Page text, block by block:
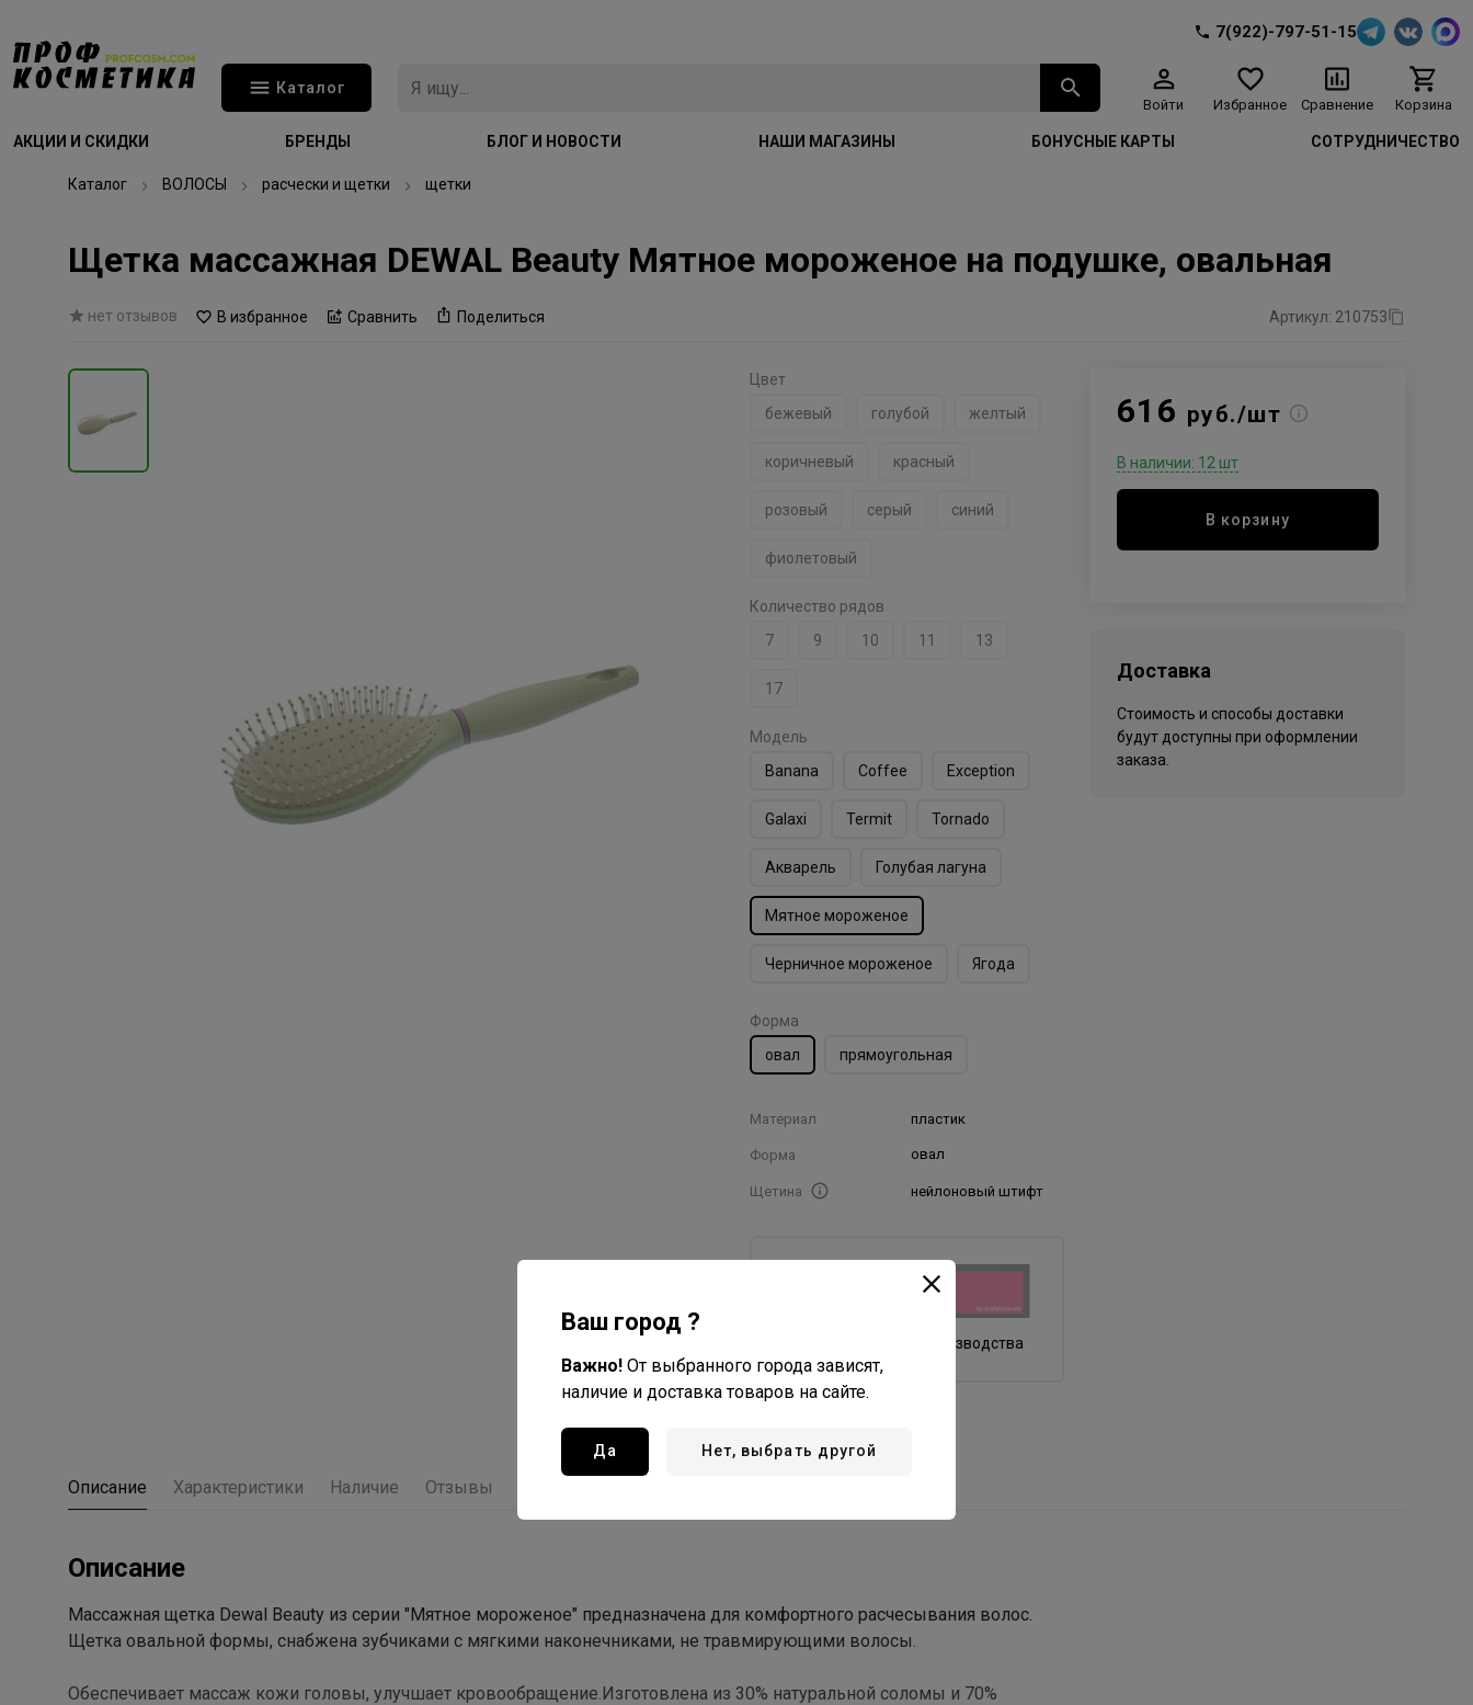
7(922)-797-51-15
Каталог
Войти Избранное Сравнение Корзина
АКЦИИ И СКИДКИ БРЕНДЫ БЛОГ И НОВОСТИ НАШИ МАГАЗИНЫ БОНУСНЫЕ КАРТЫ СОТРУДНИЧЕСТВО
Каталог ВОЛОСЫ расчески и щетки щетки
Щетка массажная DEWAL Beauty Мятное мороженое на подушке, овальная
нет отзывов В избранное Сравнить Поделиться Артикул: 210753
Цвет
бежевый
голубой желтый
коричневый красный
розовый серый синий
фиолетовый
Количество рядов
7
9 10 11 13
17
Модель
Banana
Coffee Exception
Galaxi Termit Tornado
Акварель Голубая лагуна
Мятное мороженое
Черничное мороженое Ягода
Форма
овал
прямоугольная
Материал пластик
Форма овал
Щетина нейлоновый штифт
Китай - страна производства
616 руб./шт
В наличии: 12 шт
В корзину
Доставка
Стоимость и способы доставки
будут доступны при оформлении
заказа.
Описание Характеристики Наличие Отзывы
Описание
Массажная щетка Dewal Beauty из серии "Мятное мороженое" предназначена для комфортного расчесывания волос.
Щетка овальной формы, снабжена зубчиками с мягкими наконечниками, не травмирующими волосы.
Обеспечивает массаж кожи головы, улучшает кровообращение.Изготовлена из 30% натуральной соломы и 70%
Ваш город ?
Важно! От выбранного города зависят,
наличие и доставка товаров на сайте.
Да Нет, выбрать другой